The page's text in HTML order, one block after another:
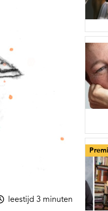
leestijd 3 minuten